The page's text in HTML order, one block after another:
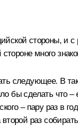
стороны, и
много
следующее. В
сделать что –
– пару раз в
раз